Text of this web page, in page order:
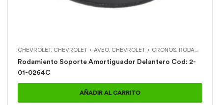
CHEVROLET, CHEVROLET > AVEO, CHEVROLET > CRONOS, RODAMIENTOS
Rodamiento Soporte Amortiguador Delantero Cod: 2-
01-0264C
AÑADIR AL CARRITO